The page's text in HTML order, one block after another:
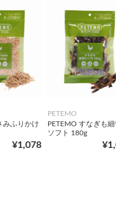
みふりかけ
¥1,078
PETEMO
PETEMO すなぎも細
ソフト 180g